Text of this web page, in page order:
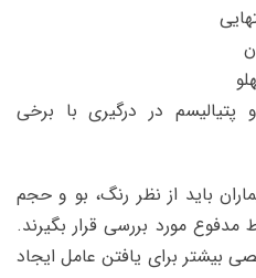
در درگیری با برخی
باید از نظر رنگ، بو و حجم
مورد بررسی قرار بگیرند.
برای یافتن عامل ایجاد